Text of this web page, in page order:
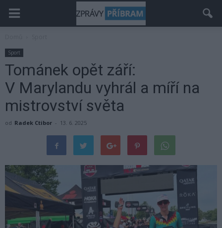
Sport
Tománek opět září:
V Marylandu vyhrál a míří na
mistrovství světa
od Radek Ctibor - 13. 6. 2025